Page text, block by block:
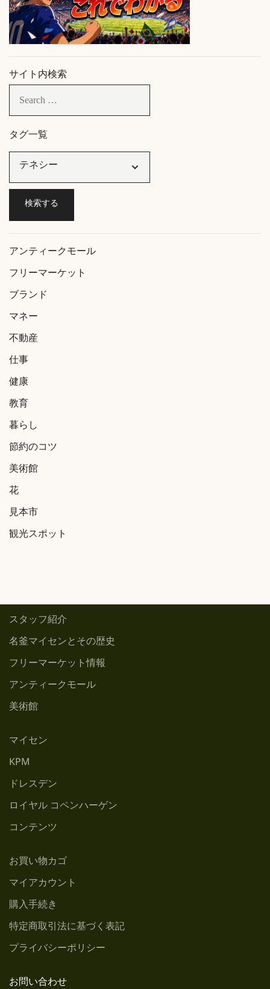
サイト内検索
タグ一覧
アンティークモール
フリーマーケット
ブランド
マネー
不動産
仕事
健康
教育
暮らし
節約のコツ
美術館
花
見本市
観光スポット
スタッフ紹介
名釜マイセンとその歴史
フリーマーケット情報
アンティークモール
美術館
マイセン
KPM
ドレスデン
ロイヤル コペンハーゲン
コンテンツ
お買い物カゴ
マイアカウント
購入手続き
特定商取引法に基づく表記
プライバシーポリシー
お問い合わせ